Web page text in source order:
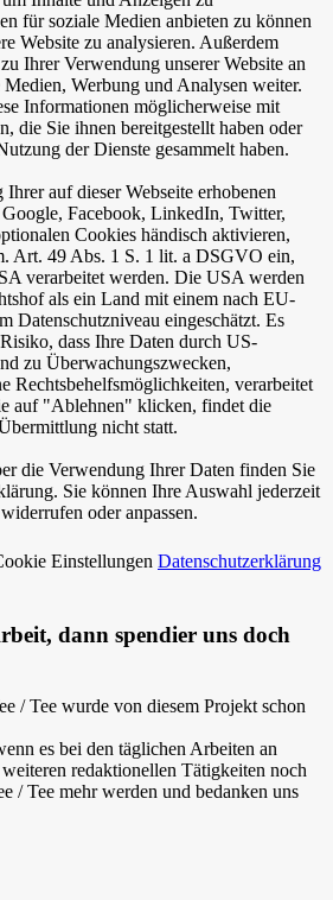
für soziale Medien anbieten zu können
Website zu analysieren. Außerdem
Ihrer Verwendung unserer Website an
Medien, Werbung und Analysen weiter.
Informationen möglicherweise mit
die Sie ihnen bereitgestellt haben oder
der Dienste gesammelt haben.
auf dieser Webseite erhobenen
Facebook, LinkedIn, Twitter,
Cookies händisch aktivieren,
Art. 49 Abs. 1 S. 1 lit. a DSGVO ein,
verarbeitet werden. Die USA werden
als ein Land mit einem nach EU-
Datenschutzniveau eingeschätzt. Es
dass Ihre Daten durch US-
zu Überwachungszwecken,
Rechtsbehelfsmöglichkeiten, verarbeitet
auf "Ablehnen" klicken, findet die
nicht statt.
die Verwendung Ihrer Daten finden Sie
Sie können Ihre Auswahl jederzeit
oder anpassen.
Einstellungen Datenschutzerklärung
dann spendier uns doch
/ Tee wurde von diesem Projekt schon
es bei den täglichen Arbeiten an
redaktionellen Tätigkeiten noch
/ Tee mehr werden und bedanken uns